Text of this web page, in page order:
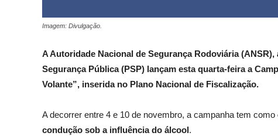
Imagem: Divulgação.
A Autoridade Nacional de Segurança Rodoviária
Segurança Pública (PSP) lançam esta quarta-feira a
Volante”, inserida no Plano Nacional de Fiscalização.
A decorrer entre 4 e 10 de novembro, a campanha tem como
condução sob a influência do álcool.